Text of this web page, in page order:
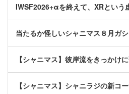
IWSF2026+αを終えて、XRという
当たるか怪しいシャニマス８月ガ
【シャニマス】彼岸流をきっかけ
【シャニマス】シャニラジの新コ